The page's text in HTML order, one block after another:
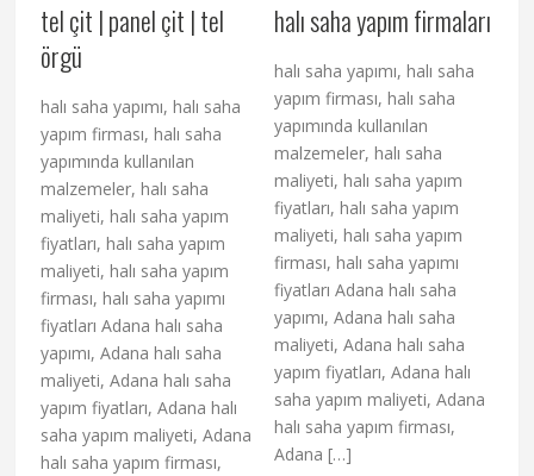
tel çit | panel çit | tel
örgü
halı saha yapımı, halı saha
yapım firması, halı saha
yapımında kullanılan
malzemeler, halı saha
maliyeti, halı saha yapım
fiyatları, halı saha yapım
maliyeti, halı saha yapım
firması, halı saha yapımı
fiyatları Adana halı saha
yapımı, Adana halı saha
maliyeti, Adana halı saha
yapım fiyatları, Adana halı
saha yapım maliyeti, Adana
halı saha yapım firması,
halı saha yapım firmaları
halı saha yapımı, halı saha
yapım firması, halı saha
yapımında kullanılan
malzemeler, halı saha
maliyeti, halı saha yapım
fiyatları, halı saha yapım
maliyeti, halı saha yapım
firması, halı saha yapımı
fiyatları Adana halı saha
yapımı, Adana halı saha
maliyeti, Adana halı saha
yapım fiyatları, Adana halı
saha yapım maliyeti, Adana
halı saha yapım firması,
Adana […]